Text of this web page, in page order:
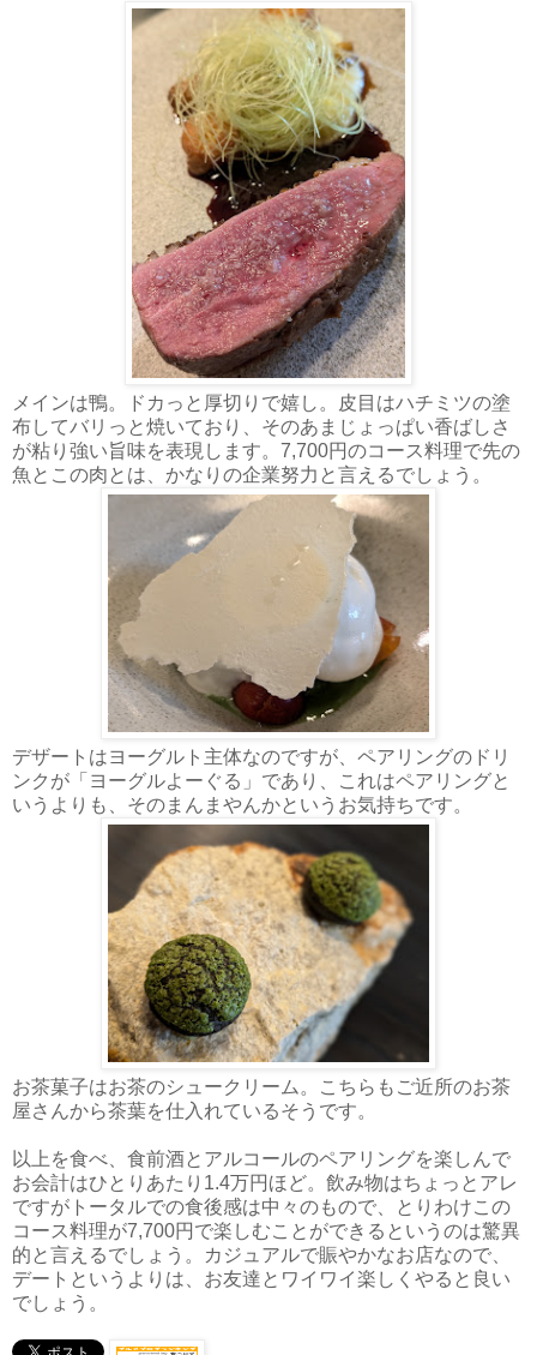
メインは鴨。ドカっと厚切りで嬉し。皮目はハチミツの塗
布してバリっと焼いており、そのあまじょっぱい香ばしさ
が粘り強い旨味を表現します。7,700円のコース料理で先の
魚とこの肉とは、かなりの企業努力と言えるでしょう。
デザートはヨーグルト主体なのですが、ペアリングのドリ
ンクが「ヨーグルよーぐる」であり、これはペアリングと
いうよりも、そのまんまやんかというお気持ちです。
お茶菓子はお茶のシュークリーム。こちらもご近所のお茶
屋さんから茶葉を仕入れているそうです。
以上を食べ、食前酒とアルコールのペアリングを楽しんで
お会計はひとりあたり1.4万円ほど。飲み物はちょっとアレ
ですがトータルでの食後感は中々のもので、とりわけこの
コース料理が7,700円で楽しむことができるというのは驚異
的と言えるでしょう。カジュアルで賑やかなお店なので、
デートというよりは、お友達とワイワイ楽しくやると良い
でしょう。